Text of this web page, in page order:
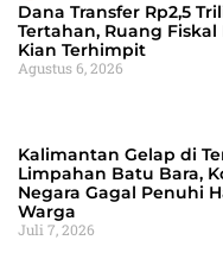
Dana Transfer Rp2,5
Tertahan, Ruang
Kian Terhimpit
Agustus 6, 2026
Kalimantan Gelap di
Limpahan Batu Bara,
Negara Gagal Penuhi
Warga
Juli 7, 2026